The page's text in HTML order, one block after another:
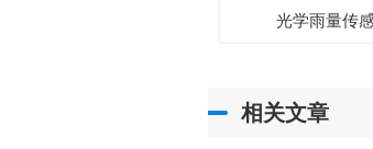
光学雨量传
相关文章